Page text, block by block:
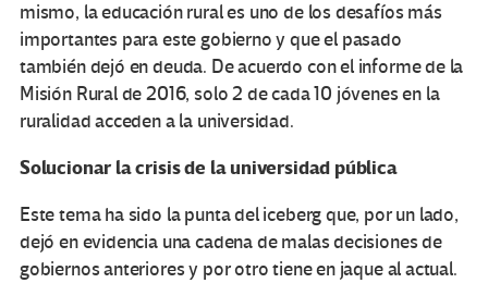
mismo, la educación rural es uno de los desafíos más
importantes para este gobierno y que el pasado
también dejó en deuda. De acuerdo con el informe de la
Misión Rural de 2016, solo 2 de cada 10 jóvenes en la
ruralidad acceden a la universidad.
Solucionar la crisis de la universidad pública
Este tema ha sido la punta del iceberg que, por un lado,
dejó en evidencia una cadena de malas decisiones de
gobiernos anteriores y por otro tiene en jaque al actual.